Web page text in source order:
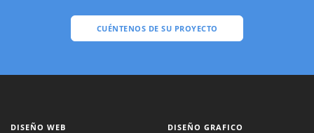
CUÉNTENOS DE SU PROYECTO
DISEÑO WEB DISEÑO GRAFICO